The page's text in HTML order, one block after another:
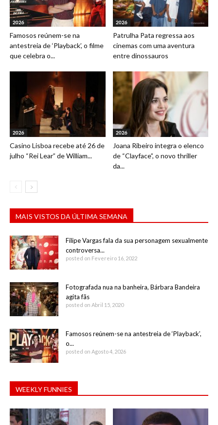
2026
Famosos reúnem-se na
antestreia de ‘Playback’, o filme
que celebra o...
2026
Patrulha Pata regressa aos
cinemas com uma aventura
entre dinossauros
2026
Casino Lisboa recebe até 26 de
julho “Rei Lear” de William...
2026
Joana Ribeiro integra o elenco
de “Clayface”, o novo thriller
da...
MAIS VISTOS DA ÚLTIMA SEMANA
Filipe Vargas fala da sua personagem sexualmente
controversa...
posted on Fevereiro 16, 2022
Fotografada nua na banheira, Bárbara Bandeira
agita fãs
posted on Abril 15, 2020
Famosos reúnem-se na antestreia de ‘Playback’,
o...
posted on Agosto 4, 2026
WEEKLY FUNNIES